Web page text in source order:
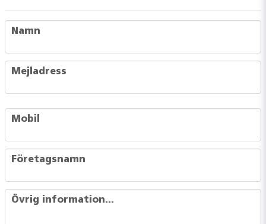
name
Namn
email
Mejladress
phone
Mobil
company
Företagsnamn
message
Övrig information...